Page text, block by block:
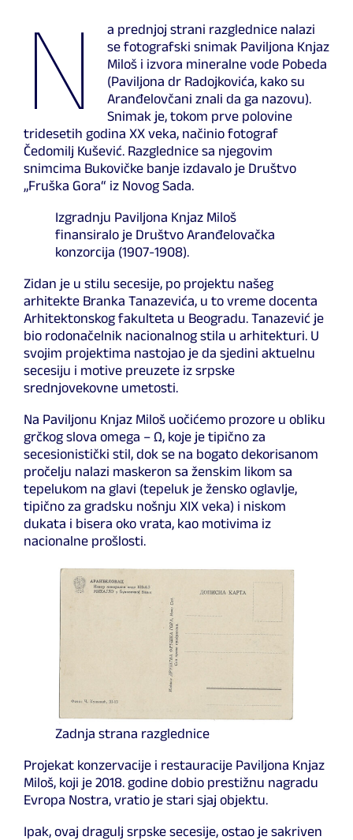
N
a prednjoj strani razglednice nalazi
se fotografski snimak Paviljona Knjaz
Miloš i izvora mineralne vode Pobeda
(Paviljona dr Radojkovića, kako su
Aranđelovčani znali da ga nazovu).
Snimak je, tokom prve polovine
tridesetih godina XX veka, načinio fotograf
Čedomilj Kušević. Razglednice sa njegovim
snimcima Bukovičke banje izdavalo je Društvo
„Fruška Gora“ iz Novog Sada.
Izgradnju Paviljona Knjaz Miloš
finansiralo je Društvo Aranđelovačka
konzorcija (1907-1908).
Zidan je u stilu secesije, po projektu našeg
arhitekte Branka Tanazevića, u to vreme docenta
Arhitektonskog fakulteta u Beogradu. Tanazević je
bio rodonačelnik nacionalnog stila u arhitekturi. U
svojim projektima nastojao je da sjedini aktuelnu
secesiju i motive preuzete iz srpske
srednjovekovne umetosti.
Na Paviljonu Knjaz Miloš uočićemo prozore u obliku
grčkog slova omega – Ω, koje je tipično za
secesionistički stil, dok se na bogato dekorisanom
pročelju nalazi maskeron sa ženskim likom sa
tepelukom na glavi (tepeluk je žensko oglavlje,
tipično za gradsku nošnju XIX veka) i niskom
dukata i bisera oko vrata, kao motivima iz
nacionalne prošlosti.
Zadnja strana razglednice
Projekat konzervacije i restauracije Paviljona Knjaz
Miloš, koji je 2018. godine dobio prestižnu nagradu
Evropa Nostra, vratio je stari sjaj objektu.
Ipak, ovaj dragulj srpske secesije, ostao je sakriven